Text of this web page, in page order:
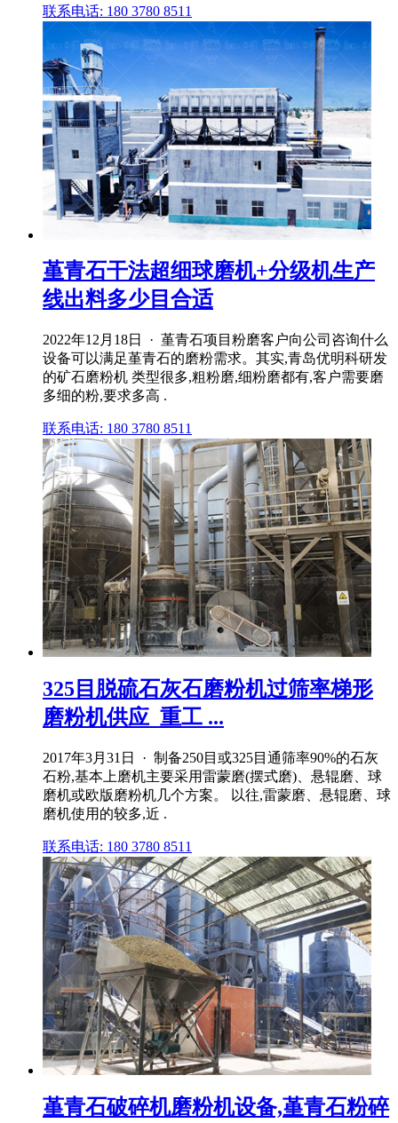
联系电话: 180 3780 8511
堇青石干法超细球磨机+分级机生产
线出料多少目合适
2022年12月18日 · 堇青石项目粉磨客户向公司咨询什么
设备可以满足堇青石的磨粉需求。其实,青岛优明科研发
的矿石磨粉机 类型很多,粗粉磨,细粉磨都有,客户需要磨
多细的粉,要求多高 .
联系电话: 180 3780 8511
325目脱硫石灰石磨粉机过筛率梯形
磨粉机供应_重工 ...
2017年3月31日 · 制备250目或325目通筛率90%的石灰
石粉,基本上磨机主要采用雷蒙磨(摆式磨)、悬辊磨、球
磨机或欧版磨粉机几个方案。 以往,雷蒙磨、悬辊磨、球
磨机使用的较多,近 .
联系电话: 180 3780 8511
堇青石破碎机磨粉机设备,堇青石粉碎